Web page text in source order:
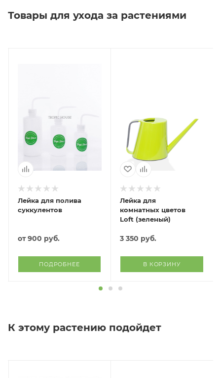
Товары для ухода за растениями
Лейка для полива
суккулентов
от900 руб.
ПОДРОБНЕЕ
Лейка для
комнатных цветов
Loft (зеленый)
3 350 руб.
В КОРЗИНУ
К этому растению подойдет